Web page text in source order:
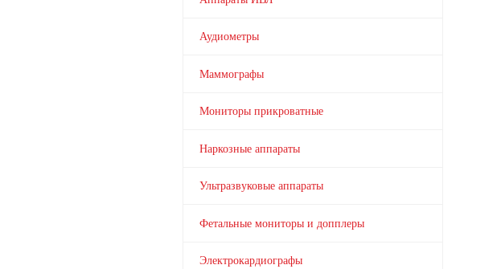
Аудиометры
Маммографы
Мониторы прикроватные
Наркозные аппараты
Ультразвуковые аппараты
Фетальные мониторы и допплеры
Электрокардиографы